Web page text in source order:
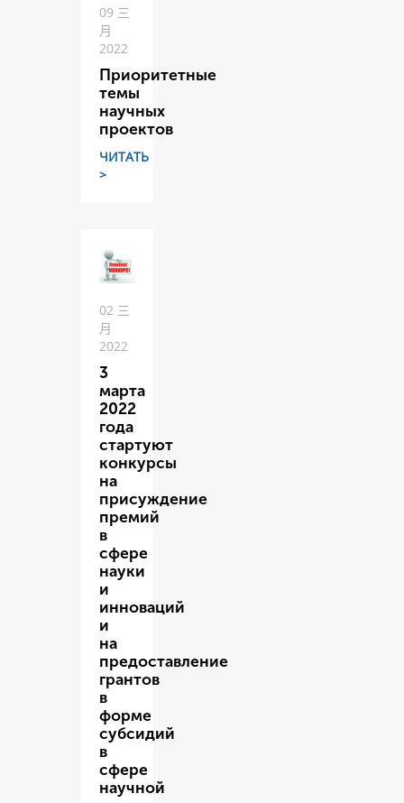
09 三
月
2022
Приоритетные
темы
научных
проектов
ЧИТАТЬ
>
02 三
月
2022
3
марта
2022
года
стартуют
конкурсы
на
присуждение
премий
в
сфере
науки
и
инноваций
и
на
предоставление
грантов
в
форме
субсидий
в
сфере
научной